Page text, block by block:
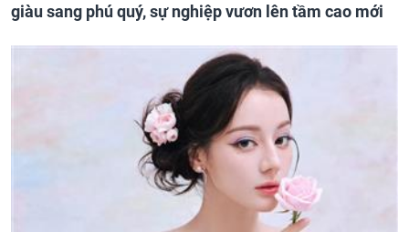
giàu sang phú quý, sự nghiệp vươn lên tầm cao mới